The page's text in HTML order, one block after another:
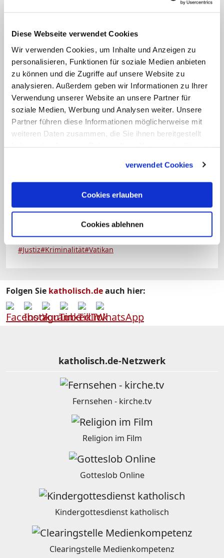
Diese Webseite verwendet Cookies
Wir verwenden Cookies, um Inhalte und Anzeigen zu
personalisieren, Funktionen für soziale Medien anbieten
zu können und die Zugriffe auf unsere Website zu
analysieren. Außerdem geben wir Informationen zu Ihrer
Verwendung unserer Website an unsere Partner für
soziale Medien, Werbung und Analysen weiter. Unsere
Partner führen diese Informationen möglicherweise mit
weiteren Daten zusammen, die Sie ihnen bereitgestellt
verwendet Cookies
Cookies erlauben
Cookies ablehnen
vatikanischen Finanzen. (KNA)
Linktipp: Vatileaks-Prozess: Vatikan weist
Kritik zurück
Vatikansprecher Lombardi ärgert sich über Kritik
am vatikanischen Rechtssystem. Alle
fundamentalen Rechtsprinzipien würden
vollständig angewandt, erklärte er am Montag.
Derweil hielten im "Vatileaks 2"-Prozess die
Schlagworte:
#Justiz#Kriminalität#Vatikan
Folgen Sie katholisch.deauch hier:
katholisch.de-Netzwerk
Fernsehen - kirche.tv
Religion im Film
Gotteslob Online
Kindergottesdienst katholisch
Clearingstelle Medienkompetenz